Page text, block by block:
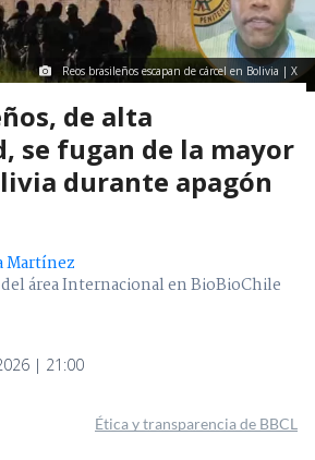
Reos brasileños escapan de cárcel en Bolivia | X
de alta
se fugan de la mayor
durante apagón
Martínez
área Internacional en BioBioChile
| 21:00
Ética y transparencia de BBCL